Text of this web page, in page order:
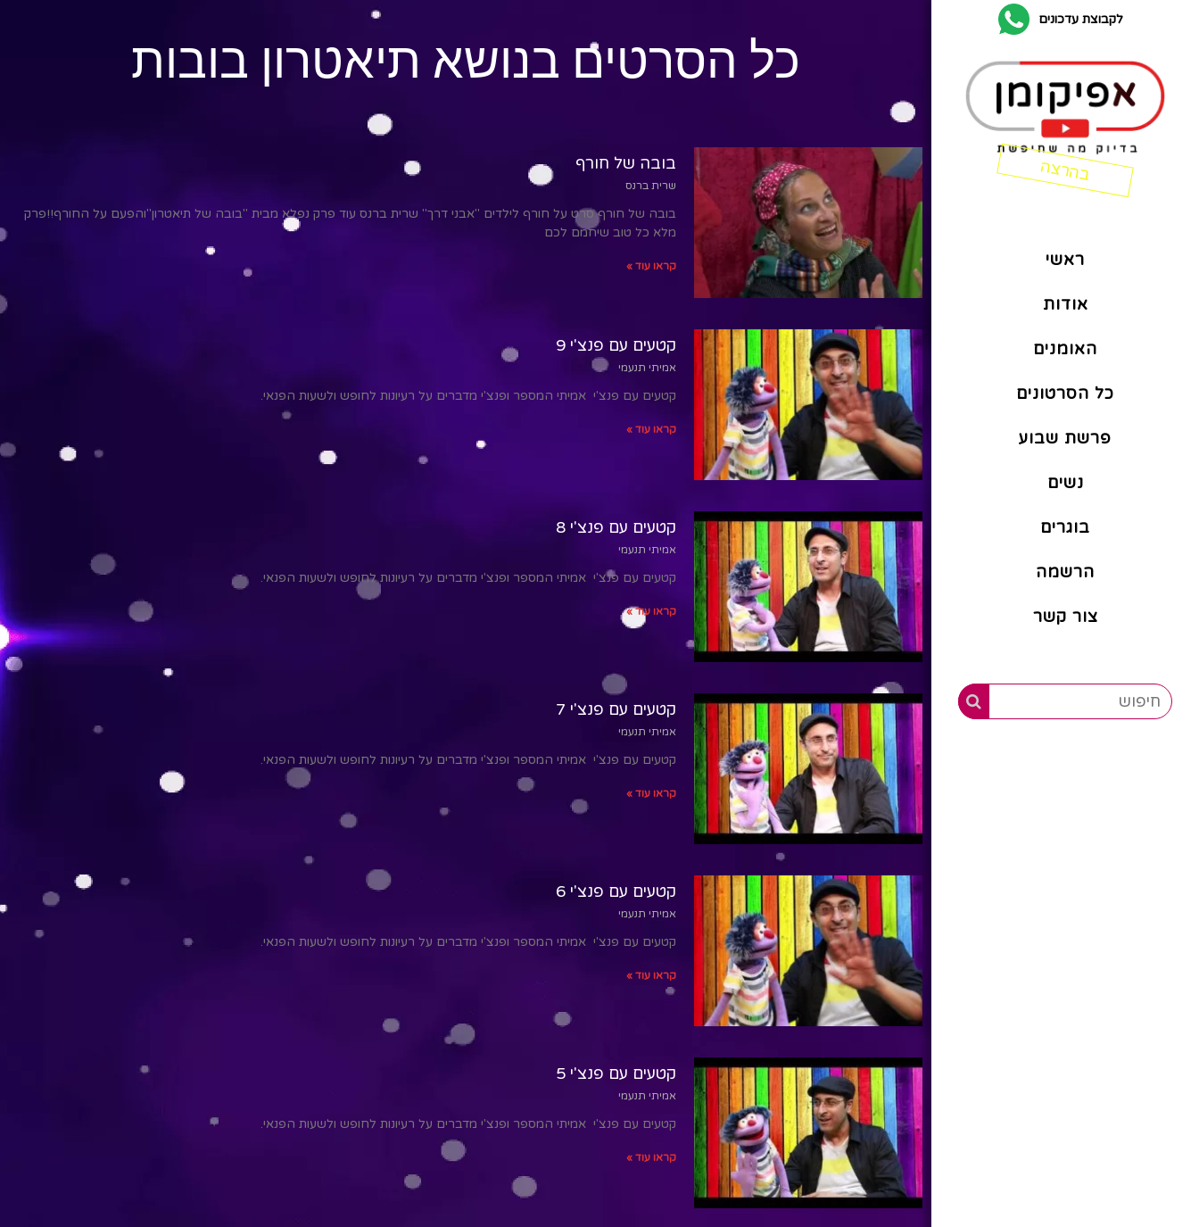
ראשי
אודות
האומנים
כל הסרטונים
פרשת שבוע
נשים
בוגרים
הרשמה
צור קשר
לקבוצת עדכונים
כל הסרטים בנושא תיאטרון בובות
בובה של חורף
שרית ברנס
בובה של חורף סרט על חורף לילדים "אבני דרך" שרית ברנס עוד פרק נפלא מבית "בובה של תיאטרון"והפעם על החורף!!פרק
מלא כל טוב שיחמם לכם
קראו עוד »
קטעים עם פנצ'י 9
אמיתי תנעמי
קטעים עם פנצ'י אמיתי המספר ופנצ'י מדברים על רעיונות לחופש ולשעות הפנאי.
קראו עוד »
קטעים עם פנצ'י 8
אמיתי תנעמי
קטעים עם פנצ'י אמיתי המספר ופנצ'י מדברים על רעיונות לחופש ולשעות הפנאי.
קראו עוד »
קטעים עם פנצ'י 7
אמיתי תנעמי
קטעים עם פנצ'י אמיתי המספר ופנצ'י מדברים על רעיונות לחופש ולשעות הפנאי.
קראו עוד »
קטעים עם פנצ'י 6
אמיתי תנעמי
קטעים עם פנצ'י אמיתי המספר ופנצ'י מדברים על רעיונות לחופש ולשעות הפנאי.
קראו עוד »
קטעים עם פנצ'י 5
אמיתי תנעמי
קטעים עם פנצ'י אמיתי המספר ופנצ'י מדברים על רעיונות לחופש ולשעות הפנאי.
קראו עוד »